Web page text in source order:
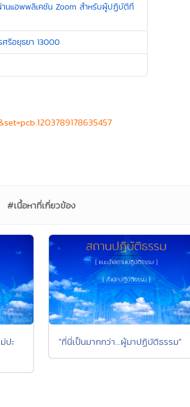
านแอพพลิเคชัน Zoom สำหรับผู้ปฏิบัติที่
รีอยุธยา 13000
#เนื้อหาที่เกี่ยวข้อง
ปะ
"ที่นี่เป็นมากกว่า...ผู้มาปฏิบัติธรรม"